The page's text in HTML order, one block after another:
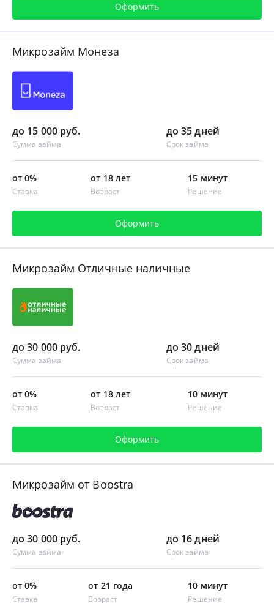
Оформить
Микрозайм Монеза
до 15 000 руб.
Сумма займа
до 35 дней
Срок займа
от 0%
Ставка
от 18 лет
Возраст
15 минут
Решение
Оформить
Микрозайм Отличные наличные
до 30 000 руб.
Сумма займа
до 30 дней
Срок займа
от 0%
Ставка
от 18 лет
Возраст
10 минут
Решение
Оформить
Микрозайм от Boostra
до 30 000 руб.
Сумма займа
до 16 дней
Срок займа
от 0%
Ставка
от 21 года
Возраст
10 минут
Решение